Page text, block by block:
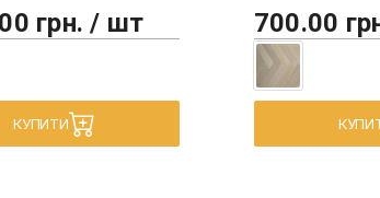
грн. / шт
КУПИТИ
700.00